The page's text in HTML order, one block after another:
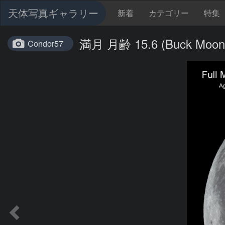
天体写真ギャラリー 新着 カテゴリー 特集
Condor57 満月 月齢 15.6 (Buck